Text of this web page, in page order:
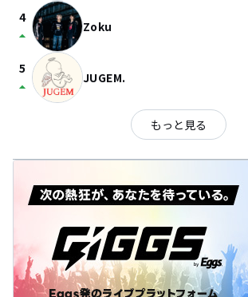
4
arrow_drop_up Zoku
5
arrow_drop_up JUGEM.
もっと見る